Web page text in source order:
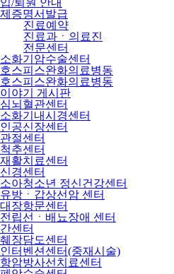
입/퇴원 안내
제증명서발급
진료예약
진료과ㆍ의료진
전문센터
소화기암수술센터
호스피스완화의료병동
호스피스완화의료병동
이야기 게시판
심뇌혈관센터
소화기내시경센터
인공신장센터
관절센터
척추센터
재활치료센터
신경센터
소아청소년 정신건강센터
유방ㆍ갑상선암 센터
대장항문센터
전립선ㆍ배뇨장애 센터
간센터
췌장담도센터
인터벤션센터(중재시술)
항암방사선치료센터